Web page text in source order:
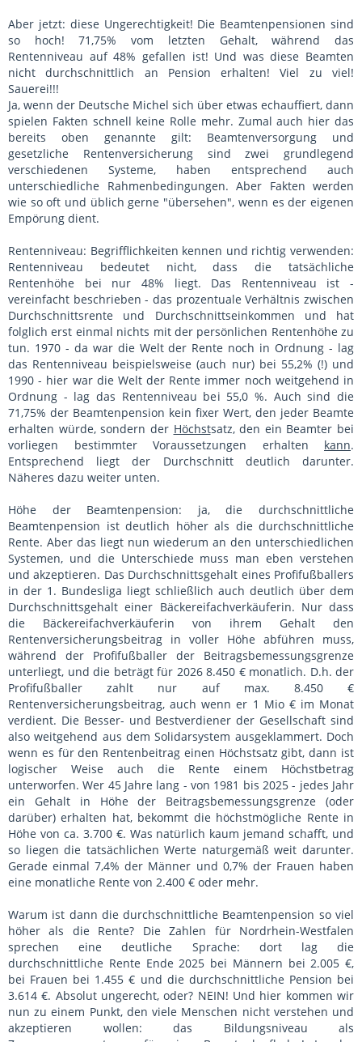
Aber jetzt: diese Ungerechtigkeit! Die Beamtenpensionen sind
so hoch! 71,75% vom letzten Gehalt, während das
Rentenniveau auf 48% gefallen ist! Und was diese Beamten
nicht durchschnittlich an Pension erhalten! Viel zu viel!
Sauerei!!!
Ja, wenn der Deutsche Michel sich über etwas echauffiert, dann
spielen Fakten schnell keine Rolle mehr. Zumal auch hier das
bereits oben genannte gilt: Beamtenversorgung und
gesetzliche Rentenversicherung sind zwei grundlegend
verschiedenen Systeme, haben entsprechend auch
unterschiedliche Rahmenbedingungen. Aber Fakten werden
wie so oft und üblich gerne "übersehen", wenn es der eigenen
Empörung dient.
Rentenniveau: Begrifflichkeiten kennen und richtig verwenden:
Rentenniveau bedeutet nicht, dass die tatsächliche
Rentenhöhe bei nur 48% liegt. Das Rentenniveau ist -
vereinfacht beschrieben - das prozentuale Verhältnis zwischen
Durchschnittsrente und Durchschnittseinkommen und hat
folglich erst einmal nichts mit der persönlichen Rentenhöhe zu
tun. 1970 - da war die Welt der Rente noch in Ordnung - lag
das Rentenniveau beispielsweise (auch nur) bei 55,2% (!) und
1990 - hier war die Welt der Rente immer noch weitgehend in
Ordnung - lag das Rentenniveau bei 55,0 %. Auch sind die
71,75% der Beamtenpension kein fixer Wert, den jeder Beamte
erhalten würde, sondern der Höchstsatz, den ein Beamter bei
vorliegen bestimmter Voraussetzungen erhalten kann.
Entsprechend liegt der Durchschnitt deutlich darunter.
Näheres dazu weiter unten.
Höhe der Beamtenpension: ja, die durchschnittliche
Beamtenpension ist deutlich höher als die durchschnittliche
Rente. Aber das liegt nun wiederum an den unterschiedlichen
Systemen, und die Unterschiede muss man eben verstehen
und akzeptieren. Das Durchschnittsgehalt eines Profifußballers
in der 1. Bundesliga liegt schließlich auch deutlich über dem
Durchschnittsgehalt einer Bäckereifachverkäuferin. Nur dass
die Bäckereifachverkäuferin von ihrem Gehalt den
Rentenversicherungsbeitrag in voller Höhe abführen muss,
während der Profifußballer der Beitragsbemessungsgrenze
unterliegt, und die beträgt für 2026 8.450 € monatlich. D.h. der
Profifußballer zahlt nur auf max. 8.450 €
Rentenversicherungsbeitrag, auch wenn er 1 Mio € im Monat
verdient. Die Besser- und Bestverdiener der Gesellschaft sind
also weitgehend aus dem Solidarsystem ausgeklammert. Doch
wenn es für den Rentenbeitrag einen Höchstsatz gibt, dann ist
logischer Weise auch die Rente einem Höchstbetrag
unterworfen. Wer 45 Jahre lang - von 1981 bis 2025 - jedes Jahr
ein Gehalt in Höhe der Beitragsbemessungsgrenze (oder
darüber) erhalten hat, bekommt die höchstmögliche Rente in
Höhe von ca. 3.700 €. Was natürlich kaum jemand schafft, und
so liegen die tatsächlichen Werte naturgemäß weit darunter.
Gerade einmal 7,4% der Männer und 0,7% der Frauen haben
eine monatliche Rente von 2.400 € oder mehr.
Warum ist dann die durchschnittliche Beamtenpension so viel
höher als die Rente? Die Zahlen für Nordrhein-Westfalen
sprechen eine deutliche Sprache: dort lag die
durchschnittliche Rente Ende 2025 bei Männern bei 2.005 €,
bei Frauen bei 1.455 € und die durchschnittliche Pension bei
3.614 €. Absolut ungerecht, oder? NEIN! Und hier kommen wir
nun zu einem Punkt, den viele Menschen nicht verstehen und
akzeptieren wollen: das Bildungsniveau als